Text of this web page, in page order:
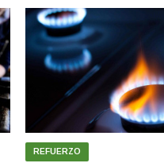
REFUERZO